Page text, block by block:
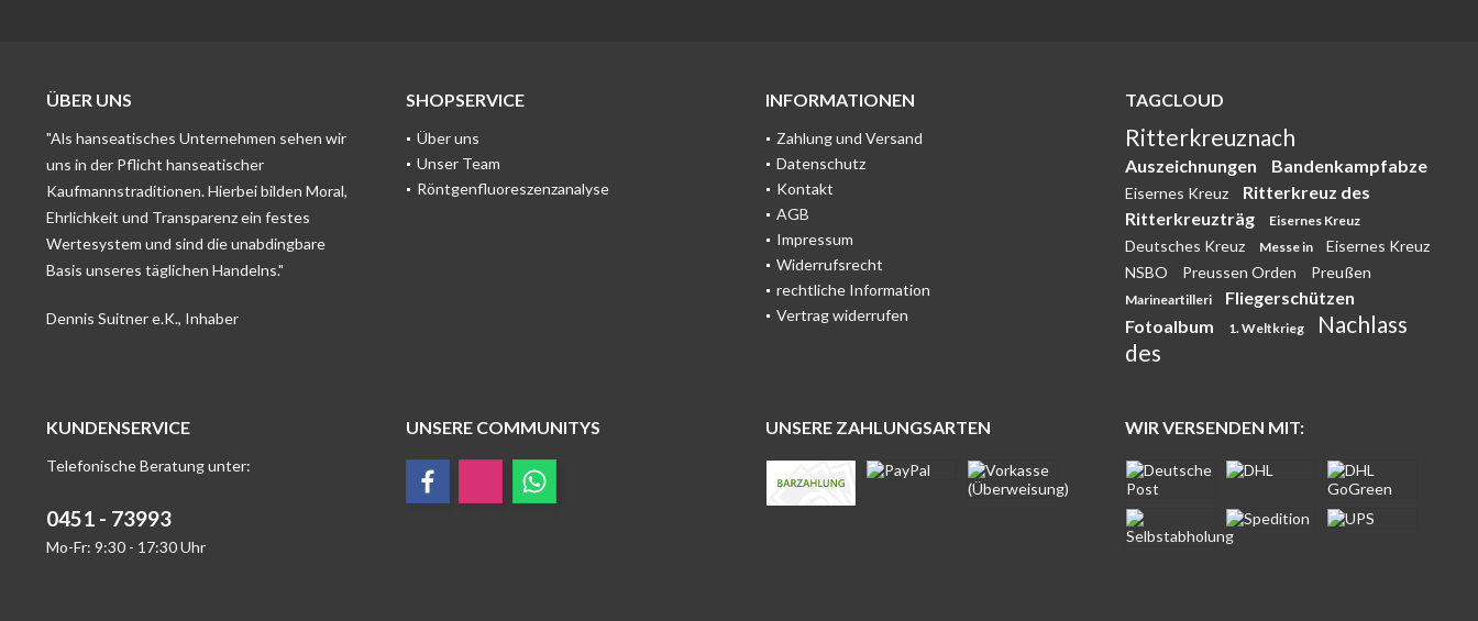
ÜBER UNS
"Als hanseatisches Unternehmen sehen wir
uns in der Pflicht hanseatischer
Kaufmannstraditionen. Hierbei bilden Moral,
Ehrlichkeit und Transparenz ein festes
Wertesystem und sind die unabdingbare
Basis unseres täglichen Handelns."
Dennis Suitner e.K., Inhaber
SHOPSERVICE
Über uns
Unser Team
Röntgenfluoreszenzanalyse
INFORMATIONEN
Zahlung und Versand
Datenschutz
Kontakt
AGB
Impressum
Widerrufsrecht
rechtliche Information
Vertrag widerrufen
TAGCLOUD
Ritterkreuznach
Auszeichnungen Bandenkampfabze
Eisernes Kreuz
Ritterkreuz des
Ritterkreuzträg
Eisernes Kreuz
Deutsches Kreuz Messe in
Eisernes Kreuz
NSBO
Preussen Orden Preußen
Marineartilleri
Fliegerschützen
Fotoalbum
1. Weltkrieg
Nachlass
des
KUNDENSERVICE
Telefonische Beratung unter:
0451 - 73993
Mo-Fr: 9:30 - 17:30 Uhr
UNSERE COMMUNITYS UNSERE ZAHLUNGSARTEN WIR VERSENDEN MIT: